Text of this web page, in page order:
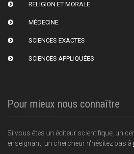
RELIGION ET MORALE
MÉDECINE
SCIENCES EXACTES
SCIENCES APPLIQUÉES
Pour mieux nous connaître
Si vous êtes un éditeur scientifique, un
enseignant, un chercheur n'hésitez pas à